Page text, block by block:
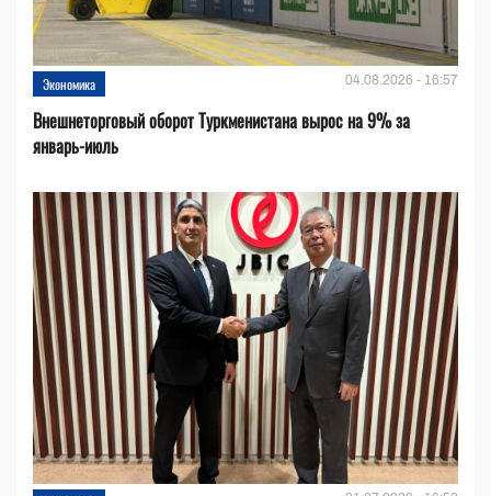
Экономика 04.08.2026 - 16:57
Внешнеторговый оборот Туркменистана вырос на 9% за
январь-июль